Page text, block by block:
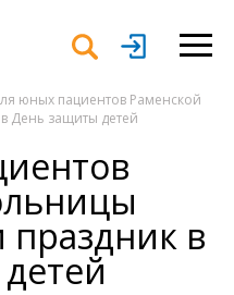
юных пациентов Раменской
День защиты детей
праздник в